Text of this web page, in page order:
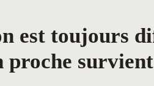
est toujours
proche survient